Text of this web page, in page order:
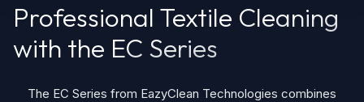
Professional Textile Cleaning
with the EC Series
The EC Series from EazyClean Technologies combines